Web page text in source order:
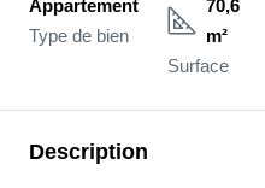
Appartement
Type de bien
70,6
m²
Surface
Description